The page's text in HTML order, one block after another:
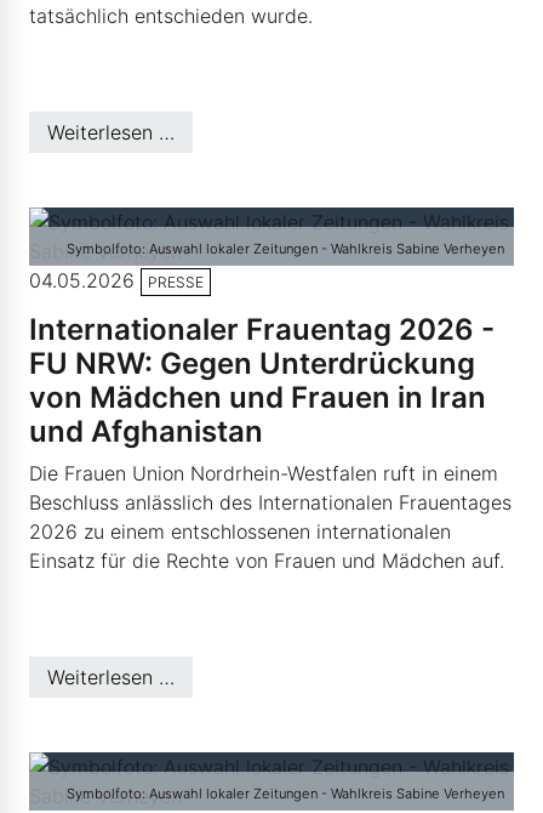
tatsächlich entschieden wurde.
Weiterlesen …
Symbolfoto: Auswahl lokaler Zeitungen - Wahlkreis Sabine Verheyen
04.05.2026 PRESSE
Internationaler Frauentag 2026 -
FU NRW: Gegen Unterdrückung
von Mädchen und Frauen in Iran
und Afghanistan
Die Frauen Union Nordrhein-Westfalen ruft in einem
Beschluss anlässlich des Internationalen Frauentages
2026 zu einem entschlossenen internationalen
Einsatz für die Rechte von Frauen und Mädchen auf.
Weiterlesen …
Symbolfoto: Auswahl lokaler Zeitungen - Wahlkreis Sabine Verheyen